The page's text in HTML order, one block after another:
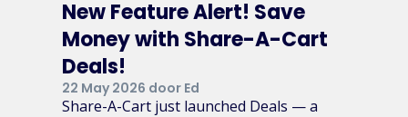
New Feature Alert! Save
Money with Share-A-Cart
Deals!
22 May 2026 door Ed
Share-A-Cart just launched Deals — a